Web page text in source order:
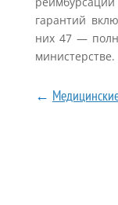
гарантий
них 47 —
министерстве.
←